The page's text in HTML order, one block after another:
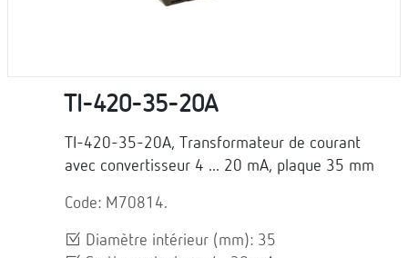
TI-420-35-20A
TI-420-35-20A, Transformateur de courant
avec convertisseur 4 ... 20 mA, plaque 35 mm
Code: M70814.
Diamètre intérieur (mm): 35